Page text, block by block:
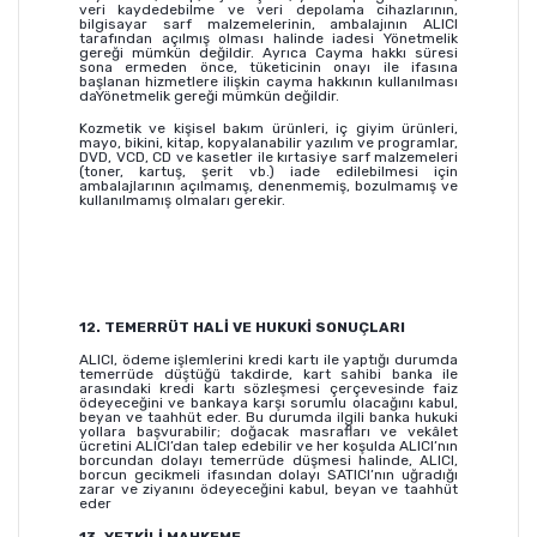
veri kaydedebilme ve veri depolama cihazlarının,
bilgisayar sarf malzemelerinin, ambalajının ALICI
tarafından açılmış olması halinde iadesi Yönetmelik
gereği mümkün değildir. Ayrıca Cayma hakkı süresi
sona ermeden önce, tüketicinin onayı ile ifasına
başlanan hizmetlere ilişkin cayma hakkının kullanılması
daYönetmelik gereği mümkün değildir.
Kozmetik ve kişisel bakım ürünleri, iç giyim ürünleri,
mayo, bikini, kitap, kopyalanabilir yazılım ve programlar,
DVD, VCD, CD ve kasetler ile kırtasiye sarf malzemeleri
(toner, kartuş, şerit vb.) iade edilebilmesi için
ambalajlarının açılmamış, denenmemiş, bozulmamış ve
kullanılmamış olmaları gerekir.
12. TEMERRÜT HALİ VE HUKUKİ SONUÇLARI
ALICI, ödeme işlemlerini kredi kartı ile yaptığı durumda
temerrüde düştüğü takdirde, kart sahibi banka ile
arasındaki kredi kartı sözleşmesi çerçevesinde faiz
ödeyeceğini ve bankaya karşı sorumlu olacağını kabul,
beyan ve taahhüt eder. Bu durumda ilgili banka hukuki
yollara başvurabilir; doğacak masrafları ve vekâlet
ücretini ALICI’dan talep edebilir ve her koşulda ALICI’nın
borcundan dolayı temerrüde düşmesi halinde, ALICI,
borcun gecikmeli ifasından dolayı SATICI’nın uğradığı
zarar ve ziyanını ödeyeceğini kabul, beyan ve taahhüt
eder